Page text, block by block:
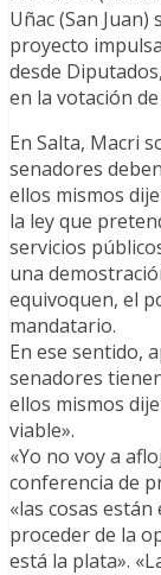
Uñac (San
proyecto
desde
en la votación
En Salta, Macri
senadores
ellos mismos
la ley que
servicios
una
equivoquen, el
mandatario.
En ese sentido,
senadores
ellos mismos
viable».
«Yo no voy a
conferencia de
«las cosas
proceder de la
está la plata».